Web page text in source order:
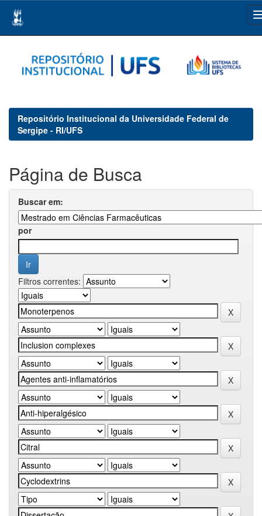
navigation
Repositório Institucional da Universidade Federal de
Sergipe - RI/UFS
Página de Busca
Buscar em:
por
Filtros correntes: